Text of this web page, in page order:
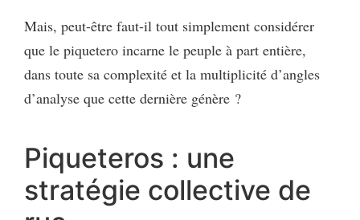
Mais, peut-être faut-il tout simplement considérer
que le piquetero incarne le peuple à part entière,
dans toute sa complexité et la multiplicité d’angles
d’analyse que cette dernière génère ?
Piqueteros : une
stratégie collective de